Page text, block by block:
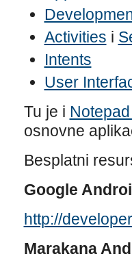
Activities i
Intents
User
Tu je i
osnovne
Besplatni
Google
http://
Marakana